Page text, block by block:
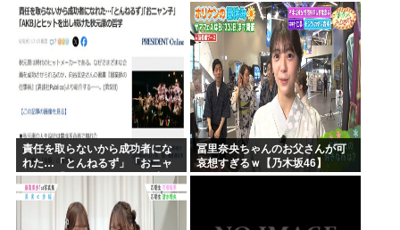
を踏むな！」→広島県民「お前
らの方が汚いんじゃ！」「ワシ
らが広島県民じゃ」
責任を取らないから成功者にな
れた…「とんねるず」「おニャ
ン子」「AKB」とヒットを出し
続けた秋元康の哲学！！！
冨里奈央ちゃんのお父さんが可
哀想すぎるｗ【乃木坂46】